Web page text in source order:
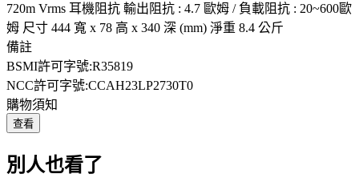
720m Vrms 耳機阻抗 輸出阻抗 : 4.7 歐姆 / 負載阻抗 : 20~600歐
姆 尺寸 444 寬 x 78 高 x 340 深 (mm) 淨重 8.4 公斤
備註
BSMI許可字號:R35819
NCC許可字號:CCAH23LP2730T0
購物須知
查看
別人也看了